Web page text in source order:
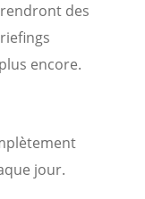
des
encore.
jour.